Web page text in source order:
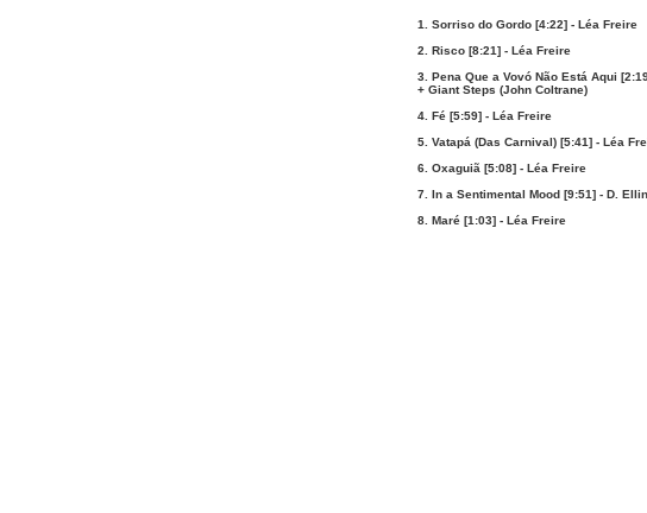
1. Sorriso do Gordo [4:22] - Léa Freire
2. Risco [8:21] - Léa Freire
3. Pena Que a Vovó Não Está Aqui
+ Giant Steps (John Coltrane)
4. Fé [5:59] - Léa Freire
5. Vatapá (Das Carnival) [5:41] - Léa
6. Oxaguiã [5:08] - Léa Freire
7. In a Sentimental Mood [9:51] - D.
8. Maré [1:03] - Léa Freire